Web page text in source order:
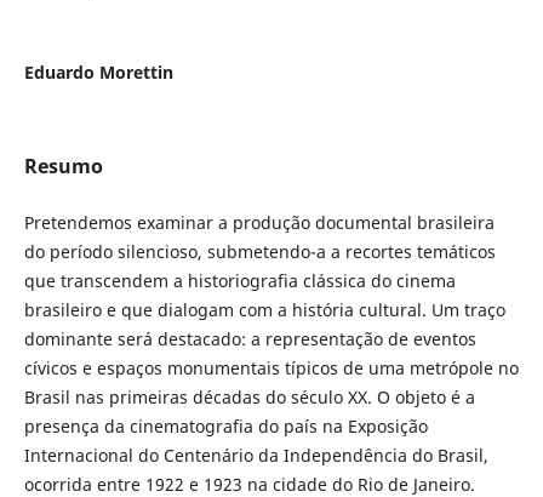
Eduardo Morettin
Resumo
Pretendemos examinar a produção documental brasileira
do período silencioso, submetendo-a a recortes temáticos
que transcendem a historiografia clássica do cinema
brasileiro e que dialogam com a história cultural. Um traço
dominante será destacado: a representação de eventos
cívicos e espaços monumentais típicos de uma metrópole no
Brasil nas primeiras décadas do século XX. O objeto é a
presença da cinematografia do país na Exposição
Internacional do Centenário da Independência do Brasil,
ocorrida entre 1922 e 1923 na cidade do Rio de Janeiro.